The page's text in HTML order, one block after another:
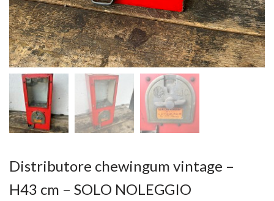
Distributore chewingum vintage –
H43 cm – SOLO NOLEGGIO